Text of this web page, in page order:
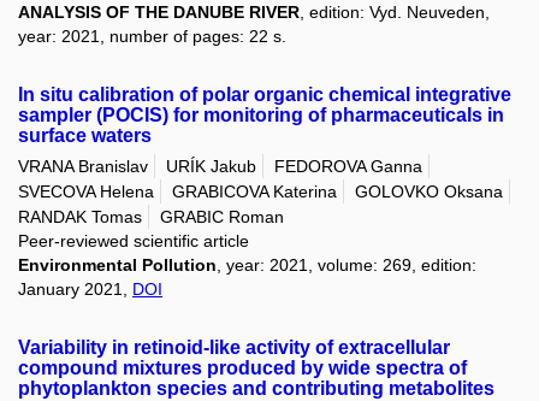
ANALYSIS OF THE DANUBE RIVER, edition: Vyd. Neuveden,
year: 2021, number of pages: 22 s.
In situ calibration of polar organic chemical integrative
sampler (POCIS) for monitoring of pharmaceuticals in
surface waters
VRANA Branislav URÍK Jakub
FEDOROVA Ganna
SVECOVA Helena
GRABICOVA Katerina
GOLOVKO Oksana
RANDAK Tomas
GRABIC Roman
Peer-reviewed scientific article
Environmental Pollution, year: 2021, volume: 269, edition:
January 2021, DOI
Variability in retinoid-like activity of extracellular
compound mixtures produced by wide spectra of
phytoplankton species and contributing metabolites